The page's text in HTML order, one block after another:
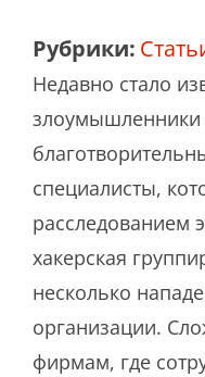
Рубрики:
Недавно стало
злоумышленники
специалисты,
расследованием
хакерская
несколько
организации.
фирмам, где